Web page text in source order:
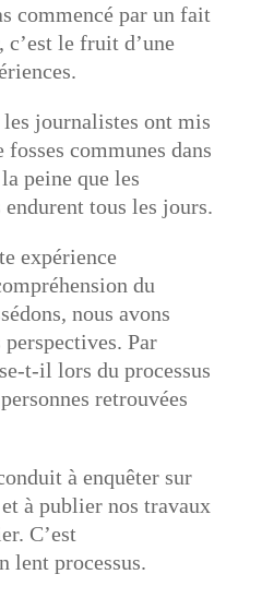
commencé par un fait
le fruit d’une
les journalistes ont mis
communes dans
peine que les
tous les jours.
expérience
du
nous avons
Par
t-il lors du processus
retrouvées
à enquêter sur
à publier nos travaux
C’est
lent processus.